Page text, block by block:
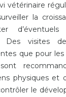
vétérinaire
la
Des visites
que pour
physiques et
le